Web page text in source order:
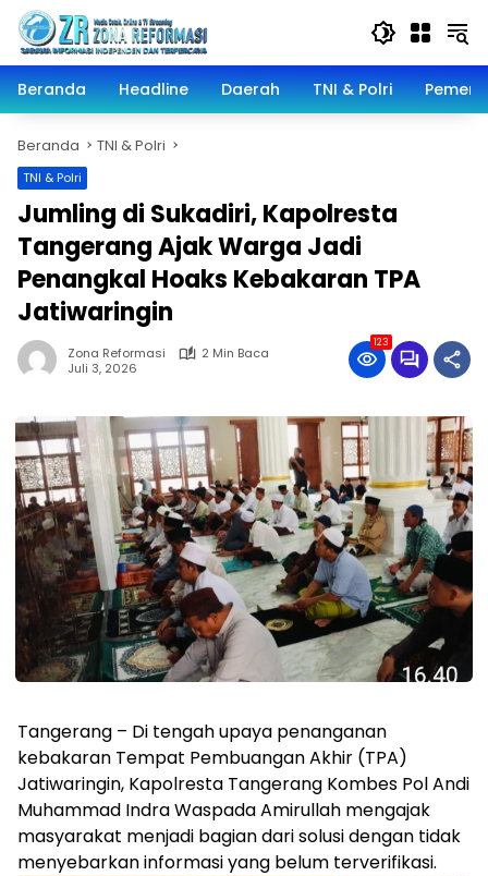
Langsung
konten
Beranda
Headline Daerah TNI & Polri
Beranda TNI & Polri
TNI & Polri
Jumling di Sukadiri, Kapolresta
Tangerang Ajak Warga Jadi
Penangkal Hoaks Kebakaran TPA
Jatiwaringin
Zona Reformasi
2 Min Baca
Juli 3, 2026
123
Tangerang – Di tengah upaya penanganan
kebakaran Tempat Pembuangan Akhir (TPA)
Jatiwaringin, Kapolresta Tangerang Kombes Pol Andi
Muhammad Indra Waspada Amirullah mengajak
masyarakat menjadi bagian dari solusi dengan tidak
menyebarkan informasi yang belum terverifikasi.